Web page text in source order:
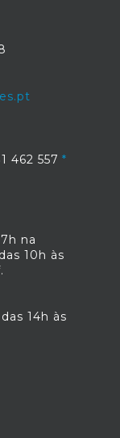
462 557
na
10h às
14h às